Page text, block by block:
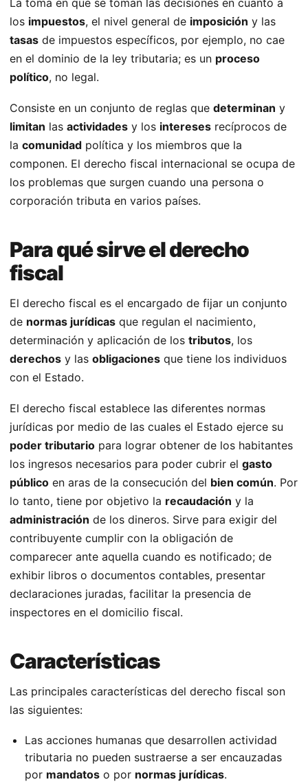
La toma en que se toman las decisiones en cuanto a
los impuestos, el nivel general de imposición y las
tasas de impuestos específicos, por ejemplo, no cae
en el dominio de la ley tributaria; es un proceso
político, no legal.
Consiste en un conjunto de reglas que determinan y
limitan las actividades y los intereses recíprocos de
la comunidad política y los miembros que la
componen. El derecho fiscal internacional se ocupa de
los problemas que surgen cuando una persona o
corporación tributa en varios países.
Para qué sirve el derecho
fiscal
El derecho fiscal es el encargado de fijar un conjunto
de normas jurídicas que regulan el nacimiento,
determinación y aplicación de los tributos, los
derechos y las obligaciones que tiene los individuos
con el Estado.
El derecho fiscal establece las diferentes normas
jurídicas por medio de las cuales el Estado ejerce su
poder tributario para lograr obtener de los habitantes
los ingresos necesarios para poder cubrir el gasto
público en aras de la consecución del bien común. Por
lo tanto, tiene por objetivo la recaudación y la
administración de los dineros. Sirve para exigir del
contribuyente cumplir con la obligación de
comparecer ante aquella cuando es notificado; de
exhibir libros o documentos contables, presentar
declaraciones juradas, facilitar la presencia de
inspectores en el domicilio fiscal.
Características
Las principales características del derecho fiscal son
las siguientes:
Las acciones humanas que desarrollen actividad
tributaria no pueden sustraerse a ser encauzadas
por mandatos o por normas jurídicas.